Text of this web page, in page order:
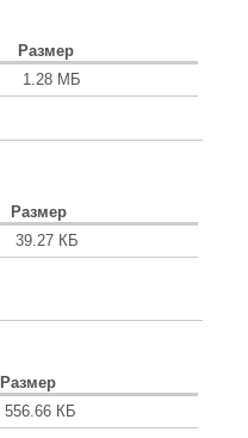
Размер
1.28 МБ
Размер
39.27 КБ
Размер
556.66 КБ